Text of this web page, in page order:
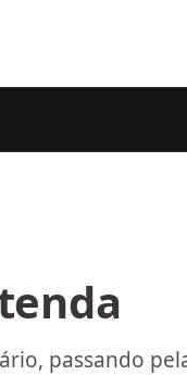
passando